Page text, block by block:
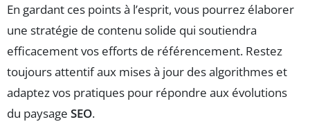
En gardant ces points à l’esprit, vous pourrez élaborer
une stratégie de contenu solide qui soutiendra
efficacement vos efforts de référencement. Restez
toujours attentif aux mises à jour des algorithmes et
adaptez vos pratiques pour répondre aux évolutions
du paysage SEO.